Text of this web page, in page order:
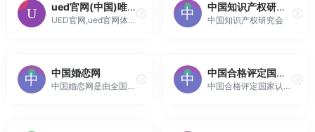
ued官网(中国)唯一官方网站
UED官网,ued官网体育,ued在线体育(中国)官网成立于25年9月22日,ai搜索分析是提供首存赠送100信息和导航首存赠送100的网站 ！！
中国知识产权研究会
中国知识产权研究会
中国婚恋网
中国婚恋网是由全国妇联宣传部、家庭儿童工作部指导，中国妇女报社(全国妇联网络信息传播中心)主办。中国婚恋网只服务于政府、企业认证用户，政企相关部门负责人通过婚恋服务智能管理系统进行严格的审核把关，平台上的每位单身青年身份均真实可靠。注重对个人信息的保护，遵照国家相关法律法规及平台的严格规定完成数...
中国合格评定国家认可委员会
中国合格评定国家认可委员会